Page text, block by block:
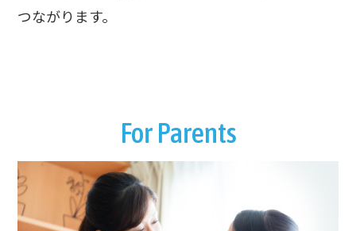
つながります。
For Parents